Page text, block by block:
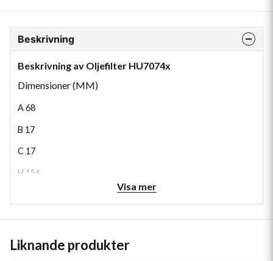
Beskrivning
Beskrivning av Oljefilter HU7074x
Dimensioner (MM)
A68
B 17
C 17
H 156
Visa mer
Liknande produkter